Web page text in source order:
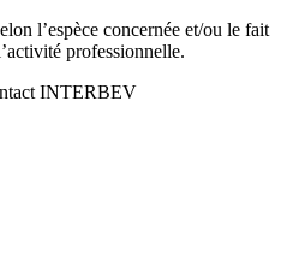
l’espèce concernée et/ou le fait
professionnelle.
INTERBEV